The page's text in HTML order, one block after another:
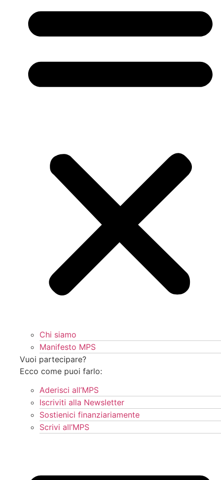
Chi siamo
Manifesto MPS
Vuoi partecipare?
Ecco come puoi farlo:
Aderisci all’MPS
Iscriviti alla Newsletter
Sostienici finanziariamente
Scrivi all’MPS